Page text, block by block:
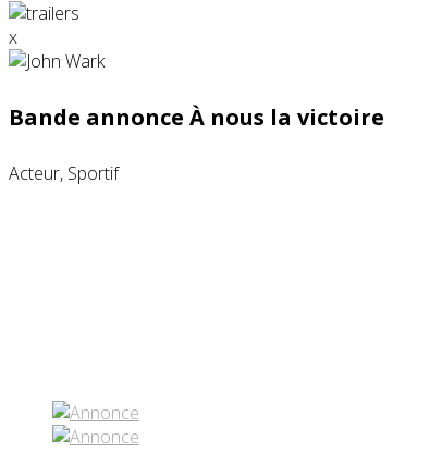
x
Bande annonce À nous la victoire
Acteur, Sportif